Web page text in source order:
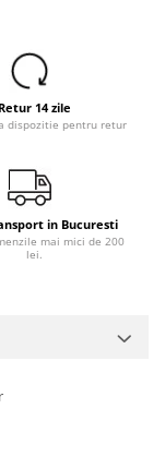
Retur 14 zile
dispozitie pentru retur
in Bucuresti
mai mici de 200
lei.